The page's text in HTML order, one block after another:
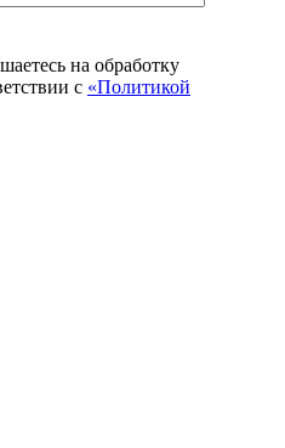
на обработку
с «Политикой